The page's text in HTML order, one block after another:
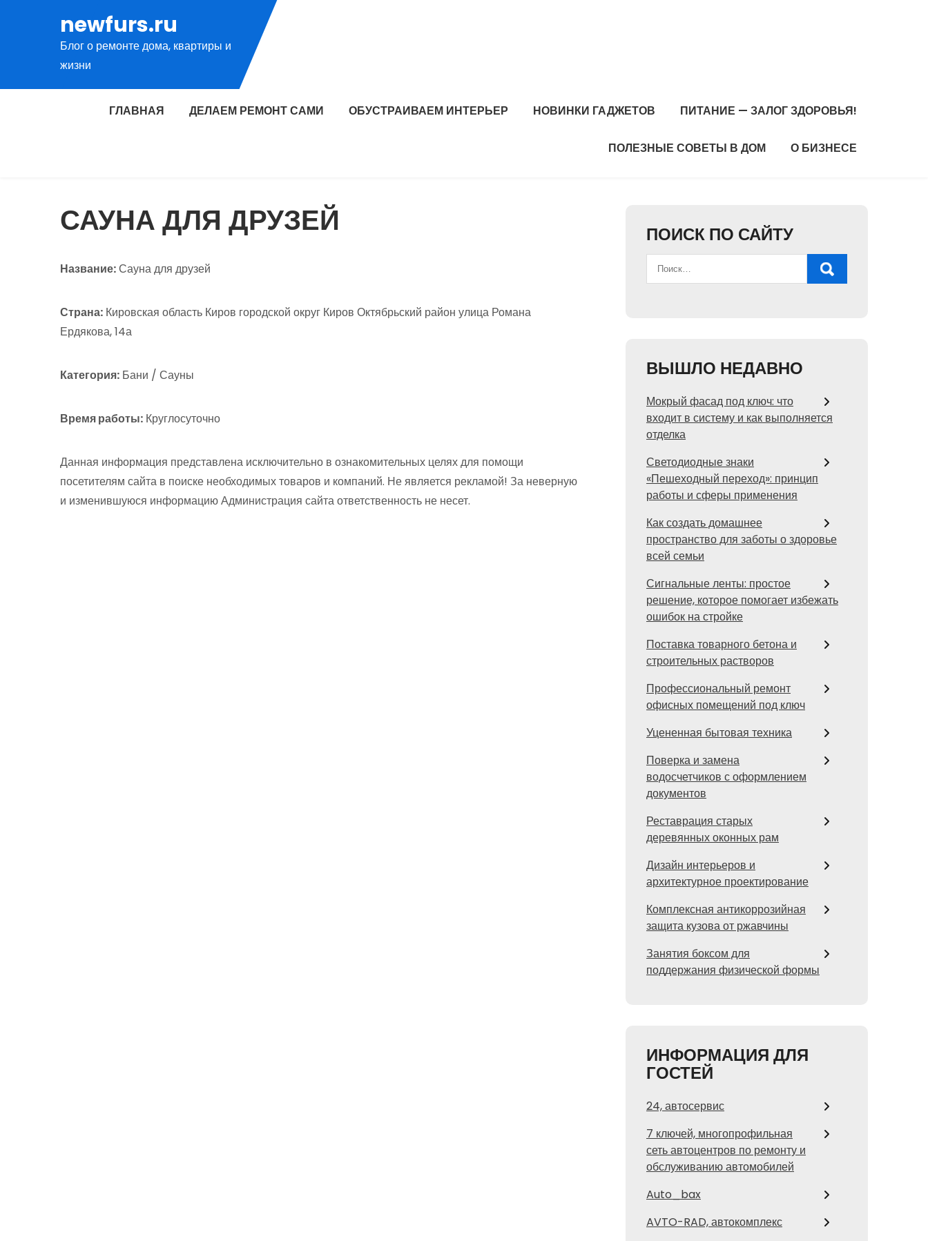
содержимому
newfurs.ru
Блог о ремонте дома, квартиры и
жизни
ГЛАВНАЯ ДЕЛАЕМ РЕМОНТ САМИ ОБУСТРАИВАЕМ ИНТЕРЬЕР НОВИНКИ ГАДЖЕТОВ ПИТАНИЕ — ЗАЛОГ ЗДОРОВЬЯ!
ПОЛЕЗНЫЕ СОВЕТЫ В ДОМ О БИЗНЕСЕ
САУНА ДЛЯ ДРУЗЕЙ
Название:Сауна для друзей
Страна: Кировская область Киров городской округ Киров Октябрьский район улица Романа
Ердякова, 14а
Категория: Бани / Сауны
Время работы: Круглосуточно
Данная информация представлена исключительно в ознакомительных целях для помощи
посетителям сайта в поиске необходимых товаров и компаний. Не является рекламой! За неверную
и изменившуюся информацию Администрация сайта ответственность не несет.
ПОИСК ПО САЙТУ
ВЫШЛО НЕДАВНО
Мокрый фасад под ключ: что
входит в систему и как выполняется
отделка
Светодиодные знаки
«Пешеходный переход»: принцип
работы и сферы применения
Как создать домашнее
пространство для заботы о здоровье
всей семьи
Сигнальные ленты: простое
решение, которое помогает избежать
ошибок на стройке
Поставка товарного бетона и
строительных растворов
Профессиональный ремонт
офисных помещений под ключ
Уцененная бытовая техника
Поверка и замена
водосчетчиков с оформлением
документов
Реставрация старых
деревянных оконных рам
Дизайн интерьеров и
архитектурное проектирование
Комплексная антикоррозийная
защита кузова от ржавчины
Занятия боксом для
поддержания физической формы
ИНФОРМАЦИЯ ДЛЯ
ГОСТЕЙ
24, автосервис
7 ключей, многопрофильная
сеть автоцентров по ремонту и
обслуживанию автомобилей
Auto_bax
AVTO-RAD, автокомплекс